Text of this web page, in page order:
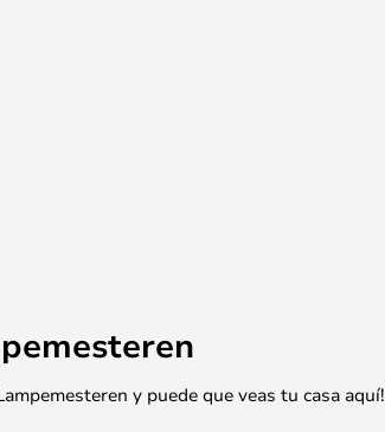
y puede que veas tu casa aquí!